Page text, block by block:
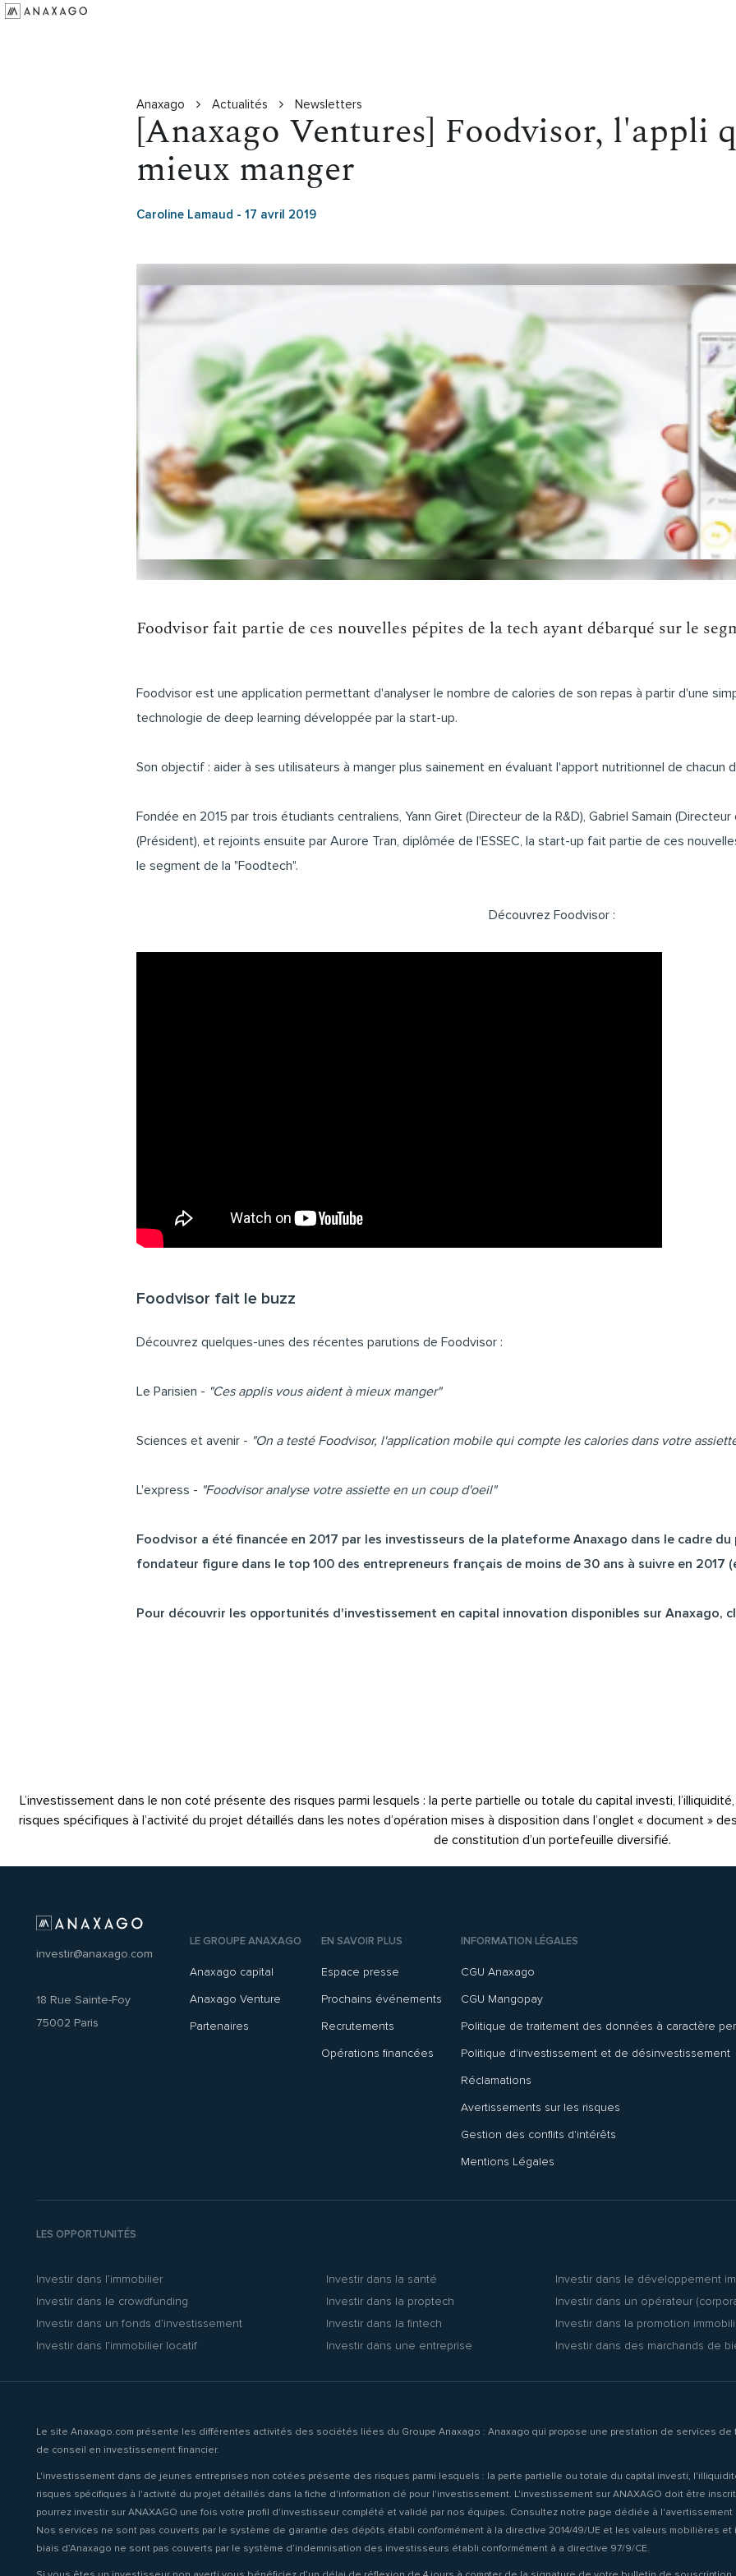
Anaxago Actualités Newsletters
[Anaxago Ventures] Foodvisor, l'appli
mieux manger
Caroline Lamaud -17 avril 2019
Foodvisor fait partie de ces nouvelles pépites de la tech ayant débarqué sur le
Foodvisor est une application permettant d'analyser le nombre de calories de son repas à partir d'une
technologie de deep learning développée par la start-up.
Son objectif : aider à ses utilisateurs à manger plus sainement en évaluant l'apport nutritionnel de chacun
Fondée en 2015 par trois étudiants centraliens, Yann Giret (Directeur de la R&D), Gabriel Samain
(Président), et rejoints ensuite par Aurore Tran, diplômée de l'ESSEC, la start-up fait partie de ces
le segment de la "Foodtech".
Découvrez Foodvisor :
Foodvisor fait le buzz
Découvrez quelques-unes des récentes parutions de Foodvisor :
Le Parisien - "Ces applis vous aident à mieux manger"
Sciences et avenir - "On a testé Foodvisor, l'application mobile qui compte les calories dans votre
L'express - "Foodvisor analyse votre assiette en un coup d'oeil"
Foodvisor a été financée en 2017 par les investisseurs de la plateforme Anaxago dans le cadre
fondateur figure dans le top 100 des entrepreneurs français de moins de 30 ans à suivre en 2017 (
Pour découvrir les opportunités d'investissement en capital innovation disponibles sur Anaxago,
L’investissement dans le non coté présente des risques parmi lesquels : la perte partielle ou totale du capital investi,
risques spécifiques à l’activité du projet détaillés dans les notes d’opération mises à disposition dans l’onglet « document »
de constitution d’un portefeuille diversifié.
investir@anaxago.com
18 Rue Sainte-Foy
75002 Paris
LE GROUPE ANAXAGO
Anaxago capital
Anaxago Venture
Partenaires
EN SAVOIR PLUS
Espace presse
Prochains événements
Recrutements
Opérations financées
INFORMATION LÉGALES
CGU Anaxago
CGU Mangopay
Politique de traitement des données à caractère
Politique d'investissement et de désinvestissement
Réclamations
Avertissements sur les risques
Gestion des conflits d'intérêts
Mentions Légales
LES OPPORTUNITÉS
Investir dans l’immobilier
Investir dans le crowdfunding
Investir dans un fonds d’investissement
Investir dans l’immobilier locatif
Investir dans la santé
Investir dans la proptech
Investir dans la fintech
Investir dans une entreprise
Investir dans le développement
Investir dans un opérateur
Investir dans la promotion
Investir dans des marchands de
Le site Anaxago.com présente les différentes activités des sociétés liées du Groupe Anaxago : Anaxago qui propose une prestation de services de
de conseil en investissement financier.
L'investissement dans de jeunes entreprises non cotées présente des risques parmi lesquels : la perte partielle ou totale du capital investi,
risques spécifiques à l'activité du projet détaillés dans la fiche d'information clé pour l'investissement. L'investissement sur ANAXAGO doit être
pourrez investir sur ANAXAGO une fois votre profil d'investisseur complété et validé par nos équipes. Consultez notre page dédiée à
Nos services ne sont pas couverts par le système de garantie des dépôts établi conformément à la directive 2014/49/UE et les valeurs mobilières
biais d’Anaxago ne sont pas couverts par le système d’indemnisation des investisseurs établi conformément à a directive 97/9/CE.